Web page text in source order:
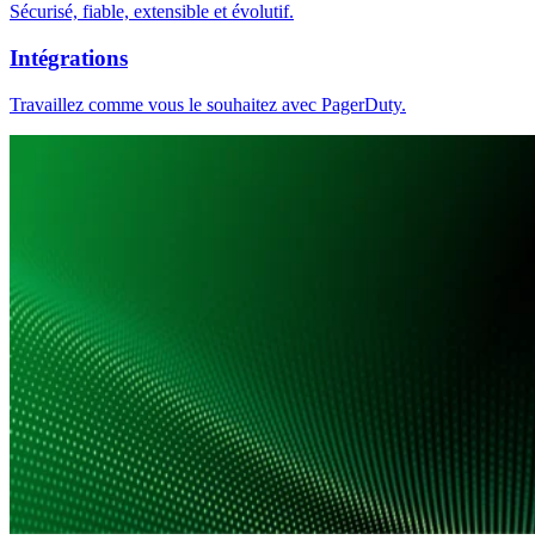
Sécurisé, fiable, extensible et évolutif.
Intégrations
Travaillez comme vous le souhaitez avec PagerDuty.